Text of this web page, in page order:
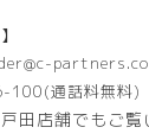
通話料無料)
田店舗でもご覧